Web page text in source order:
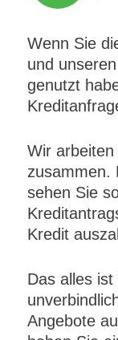
Wenn Sie
und
genutzt
Wir
zusammen.
sehen Sie
Kredit
Das alles
Angebote